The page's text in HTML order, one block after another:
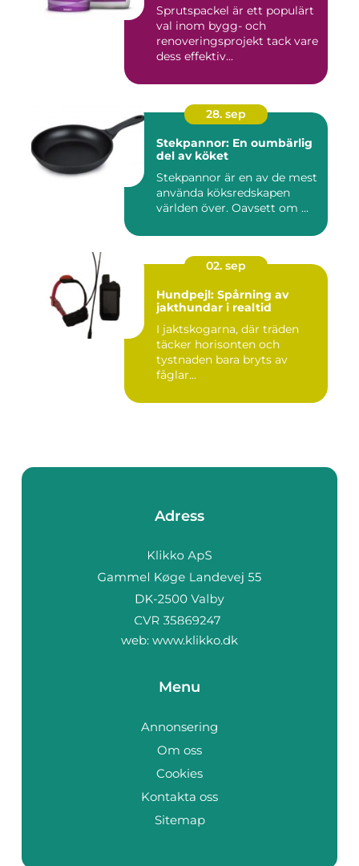
Sprutspackel är ett populärt
val inom bygg- och
renoveringsprojekt tack vare
dess effektiv...
28. sep
Stekpannor: En oumbärlig
del av köket
Stekpannor är en av de mest
använda köksredskapen
världen över. Oavsett om ...
02. sep
Hundpejl: Spårning av
jakthundar i realtid
I jaktskogarna, där träden
täcker horisonten och
tystnaden bara bryts av
fåglar...
Adress
web: www.klikko.dk
Menu
Annonsering
Om oss
Cookies
Kontakta oss
Sitemap